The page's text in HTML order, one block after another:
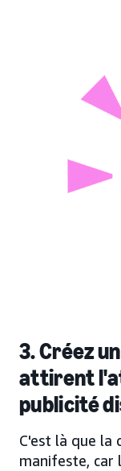
3. Créez
attirent
publicité
C'est là que la
manifeste, car